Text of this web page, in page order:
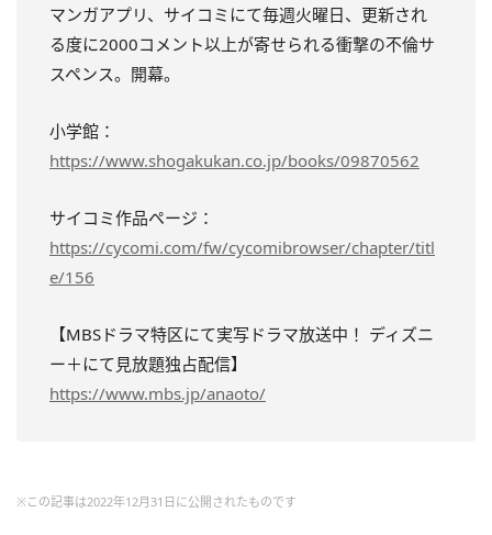
マンガアプリ、サイコミにて毎週火曜日、更新され
る度に2000コメン ト以上が寄せられる衝撃の不倫サ
スペンス。開幕。
小学館：
https://www.shogakukan.co.jp/books/09870562
サイコミ作品ページ：
https://cycomi.com/fw/cycomibrowser/chapter/titl
e/156
【MBSドラマ特区にて実写ドラマ放送中！ ディズニ
ー＋にて見放題独占配信】
https://www.mbs.jp/anaoto/
※この記事は2022年12月31日に公開されたものです